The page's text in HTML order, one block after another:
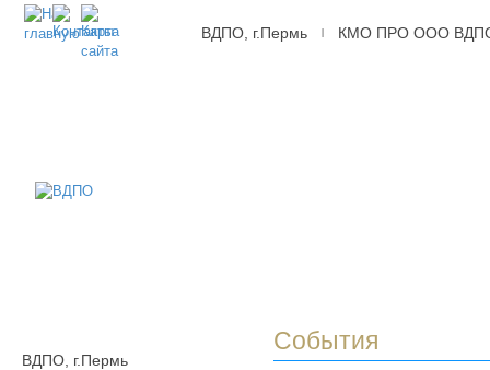
ВДПО, г.Пермь КМО ПРО ООО
ВДПО, г.Пермь
События